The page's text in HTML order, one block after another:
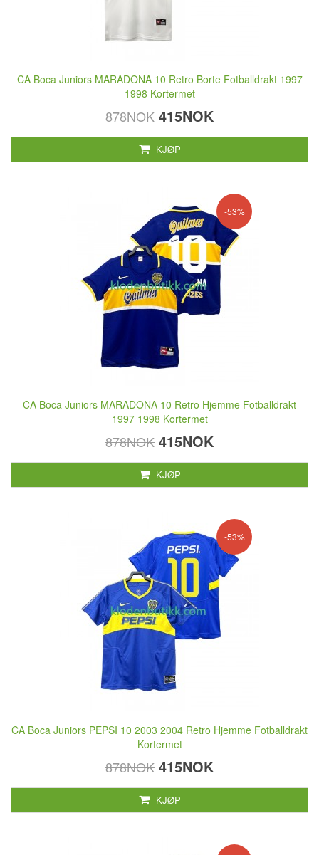
CA Boca Juniors MARADONA 10 Retro Borte Fotballdrakt 1997
1998 Kortermet
878NOK 415NOK
KJØP
-53%
CA Boca Juniors MARADONA 10 Retro Hjemme Fotballdrakt
1997 1998 Kortermet
878NOK 415NOK
KJØP
-53%
CA Boca Juniors PEPSI 10 2003 2004 Retro Hjemme Fotballdrakt
Kortermet
878NOK 415NOK
KJØP